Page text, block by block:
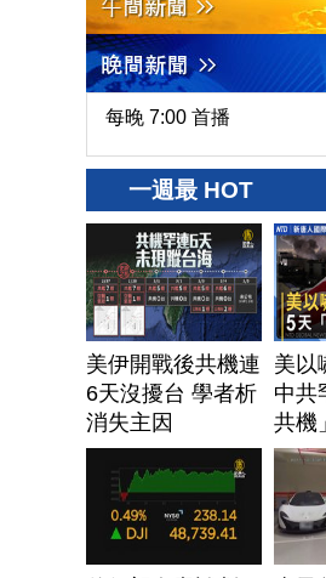
每晚 7:00 首播
一週最 HOT
美伊開戰後共機連
6天沒擾台 學者析
消失主因
美以
中共
共機